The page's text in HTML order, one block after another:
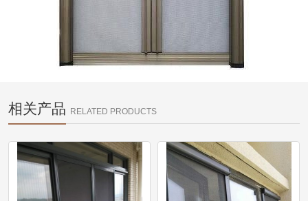
相关产品 RELATED PRODUCTS